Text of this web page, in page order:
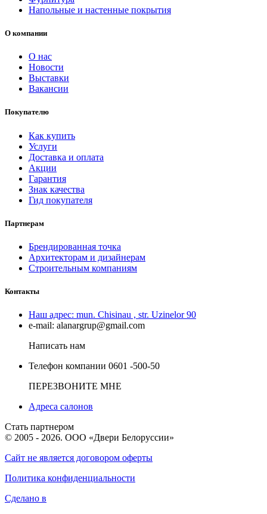
Напольные и настенные покрытия
О компании
О нас
Новости
Выставки
Вакансии
Покупателю
Как купить
Услуги
Доставка и оплата
Акции
Гарантия
Знак качества
Гид покупателя
Партнерам
Брендированная точка
Архитекторам и дизайнерам
Строительным компаниям
Контакты
Наш адрес: mun. Chisinau , str. Uzinelor 90
e-mail: alanargrup@gmail.com
Написать нам
Телефон компании 0601 -500-50
ПЕРЕЗВОНИТЕ МНЕ
Адреса салонов
Стать партнером
© 2005 - 2026. ООО «Двери Белоруссии»
Сайт не является договором оферты
Политика конфиденциальности
Сделано в